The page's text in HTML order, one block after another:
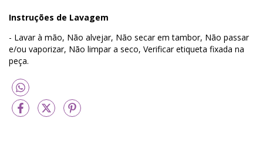
Instruções de Lavagem
- Lavar à mão, Não alvejar, Não secar em tambor, Não passar
e/ou vaporizar, Não limpar a seco, Verificar etiqueta fixada na
peça.